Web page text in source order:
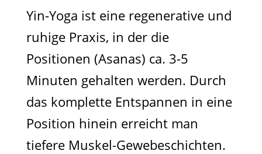
Yin-Yoga ist eine regenerative und
ruhige Praxis, in der die
Positionen (Asanas) ca. 3-5
Minuten gehalten werden. Durch
das komplette Entspannen in eine
Position hinein erreicht man
tiefere Muskel-Gewebeschichten.